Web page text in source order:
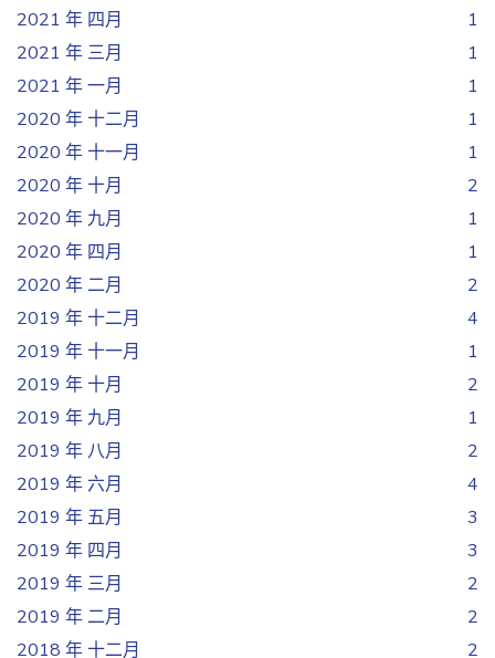
2021 年 四月
1
2021 年 三月
1
2021 年 一月
1
2020 年 十二月
1
2020 年 十一月
1
2020 年 十月
2
2020 年 九月
1
2020 年 四月
1
2020 年 二月
2
2019 年 十二月
4
2019 年 十一月
1
2019 年 十月
2
2019 年 九月
1
2019 年 八月
2
2019 年 六月
4
2019 年 五月
3
2019 年 四月
3
2019 年 三月
2
2019 年 二月
2
2018 年 十二月
2